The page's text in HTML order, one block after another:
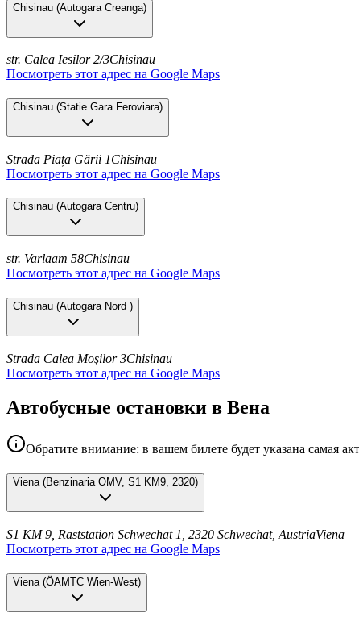
Chisinau (Autogara Creanga)
str. Calea Iesilor 2/3Chisinau
Посмотреть этот адрес на Google Maps
Chisinau (Statie Gara Feroviara)
Strada Piața Gării 1Chisinau
Посмотреть этот адрес на Google Maps
Chisinau (Autogara Centru)
str. Varlaam 58Chisinau
Посмотреть этот адрес на Google Maps
Chisinau (Autogara Nord )
Strada Calea Moşilor 3Chisinau
Посмотреть этот адрес на Google Maps
Автобусные остановки в Вена
Обратите внимание: в вашем билете будет указана самая
Viena(Benzinaria OMV, S1 KM9, 2320)
S1 KM 9, Raststation Schwechat 1, 2320 Schwechat, AustriaViena
Посмотреть этот адрес на Google Maps
Viena (ÖAMTC Wien-West)